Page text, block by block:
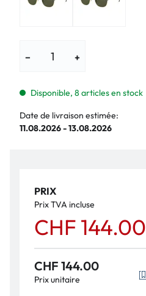
− +
Disponible, 8 articles en stock
Date de livraison estimée:
11.08.2026 - 13.08.2026
PRIX
Prix TVA incluse
CHF 144.00
CHF 144.00
Prix unitaire